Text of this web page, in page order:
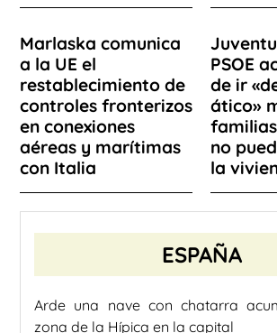
Marlaska comunica
a la UE el
restablecimiento de
controles fronterizos
en conexiones
aéreas y marítimas
con Italia
PSOE
de ir
ático»
no
la
ESPAÑA
Arde una nave con chatarra
zona de la Hípica en la capital